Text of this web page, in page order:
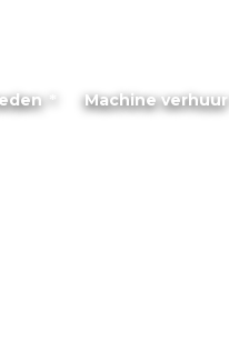
Machine verhuur